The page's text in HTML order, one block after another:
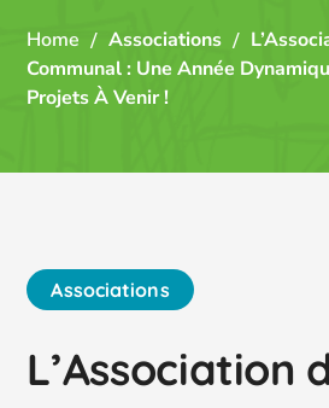
Home Associations
Communal : Une Année
Projets À Venir !
Associations
L’Association